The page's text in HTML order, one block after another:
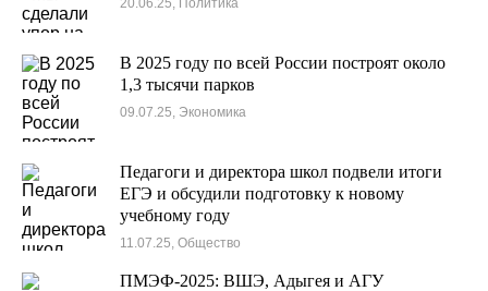
20.06.25, Политика
В 2025 году по всей России построят около
1,3 тысячи парков
09.07.25, Экономика
Педагоги и директора школ подвели итоги
ЕГЭ и обсудили подготовку к новому
учебному году
11.07.25, Общество
ПМЭФ-2025: ВШЭ, Адыгея и АГУ